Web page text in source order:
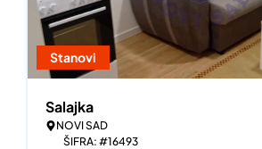
Stanovi
Salajka
NOVI SAD
ŠIFRA: #16493